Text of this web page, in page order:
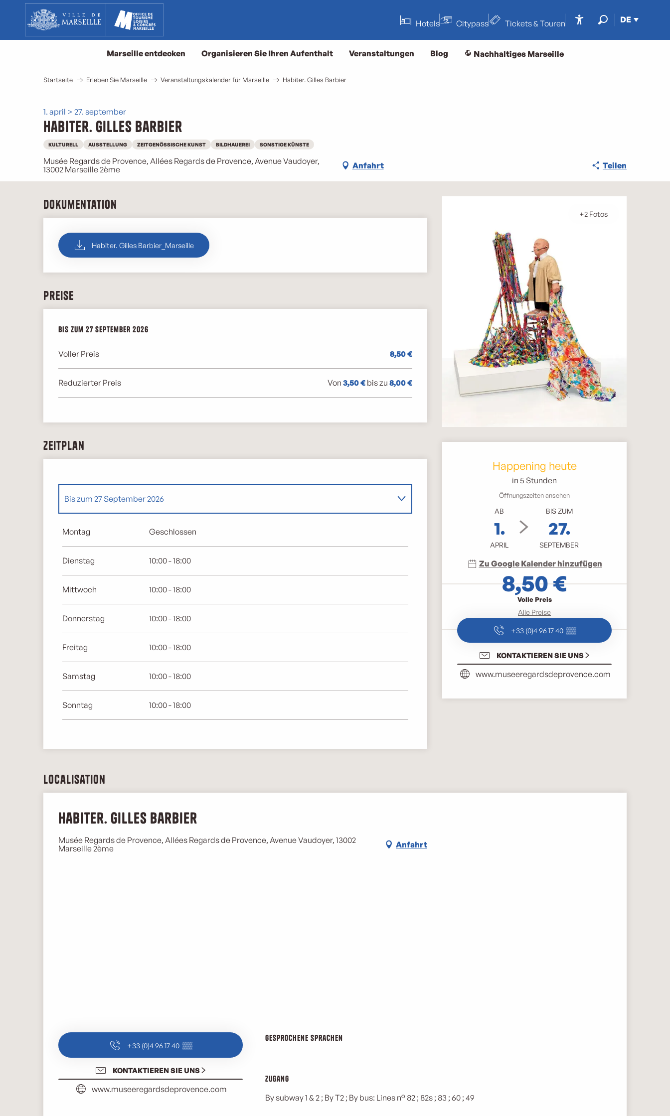
contenu
principal
DE
Hotels Citypass Tickets & Touren
Marseille entdecken Organisieren Sie Ihren Aufenthalt Veranstaltungen Blog Nachhaltiges Marseille
Startseite Erleben Sie Marseille Veranstaltungskalender für Marseille Habiter. Gilles Barbier
1. april > 27. september
Habiter. Gilles Barbier
KULTURELL AUSSTELLUNG ZEITGENÖSSISCHE KUNST BILDHAUEREI SONSTIGE KÜNSTE
Musée Regards de Provence, Allées Regards de Provence, Avenue Vaudoyer,
13002 Marseille 2ème
Anfahrt Teilen
+2 Fotos
Öffnungszeiten &
Happening heute
in 5 Stunden
Öffnungszeiten ansehen
AB
1.
APRIL
BIS ZUM
27.
SEPTEMBER
Zu Google Kalender hinzufügen
8,50 €
Volle Preis
Alle Preise
+33 (0)4 96 17 40 ▒▒
KONTAKTIEREN SIE UNS
www.museeregardsdeprovence.com
Dokumentation
Habiter. Gilles Barbier_Marseille
Preise
ab1 April 2026bis zum27 September 2026
Bis zum 27 September 2026
Voller Preis 8,50 €
Reduzierter Preis Von3,50 € bis zu8,00 €
Zeitplan
Mittwoch 1 April 2026
Bis zum 27 September 2026
Montag Geschlossen
Dienstag 10:00 - 18:00
Mittwoch 10:00 - 18:00
Donnerstag 10:00 - 18:00
Freitag 10:00 - 18:00
Samstag 10:00 - 18:00
Sonntag 10:00 - 18:00
Localisation
Habiter. Gilles Barbier
Musée Regards de Provence, Allées Regards de Provence, Avenue Vaudoyer, 13002
Marseille 2ème
Anfahrt
+33 (0)4 96 17 40 ▒▒
KONTAKTIEREN SIE UNS
www.museeregardsdeprovence.com
Gesprochene Sprachen
Gesprochene Sprachen
Zugang
Zugang
By subway 1 & 2 ; By T2 ; By bus: Lines n° 82 ; 82s ; 83 ; 60 ; 49